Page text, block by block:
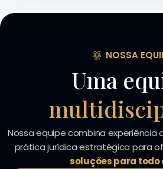
NOSSA
Uma
Nossa equipe combina experiência
prática jurídica estratégica para
soluções para todo